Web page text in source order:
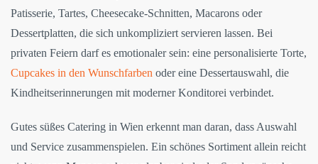
Patisserie, Tartes, Cheesecake-Schnitten, Macarons oder
Dessertplatten, die sich unkompliziert servieren lassen. Bei
privaten Feiern darf es emotionaler sein: eine personalisierte Torte,
Cupcakes in den Wunschfarben oder eine Dessertauswahl, die
Kindheitserinnerungen mit moderner Konditorei verbindet.
Gutes süßes Catering in Wien erkennt man daran, dass Auswahl
und Service zusammenspielen. Ein schönes Sortiment allein reicht